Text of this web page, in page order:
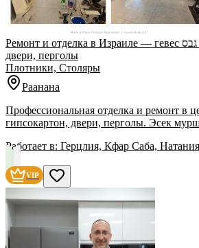
Ремонт и отделка в Израиле — гевес עבודות גבס, покраска,
двери, перголы
Плотники, Столяры
Раанана
Профессиональная отделка и ремонт в
гипсокартон, двери, перголы. Эсек
Работает в: Герцлия, Кфар Саба,
VIP